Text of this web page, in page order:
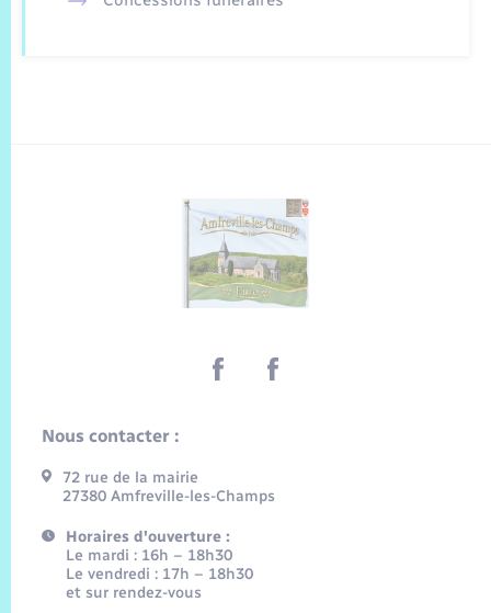
Nous contacter :
72 rue de la mairie
27380 Amfreville-les-Champs
Horaires d'ouverture :
Le mardi : 16h – 18h30
Le vendredi : 17h – 18h30
et sur rendez-vous